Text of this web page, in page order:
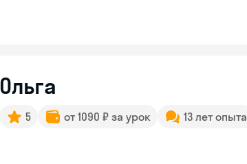
Ольга
5 от 1090 ₽ за урок 13 лет опыта